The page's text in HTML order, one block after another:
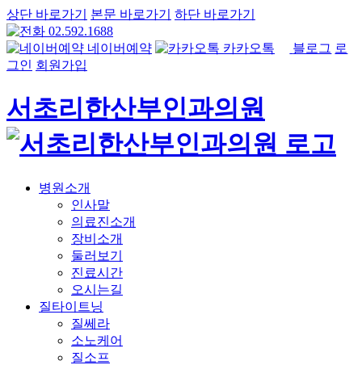
상단 바로가기 본문 바로가기
하단 바로가기
02.592.1688
네이버예약
카카오톡 블로그 로
그인 회원가입
서초리한산부인과의원
병원소개
인사말
의료진소개
장비소개
둘러보기
진료시간
오시는길
질타이트닝
질쎄라
소노케어
질소프